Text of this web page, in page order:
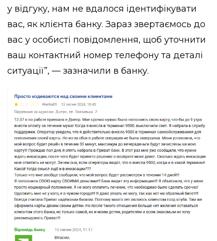
у відгуку, нам не вдалося ідентифікувати
вас, як клієнта банку. Зараз звертаємось до
вас у особисті повідомлення, щоб уточнити
ваш контактний номер телефону та деталі
ситуації”, — зазначили в банку.